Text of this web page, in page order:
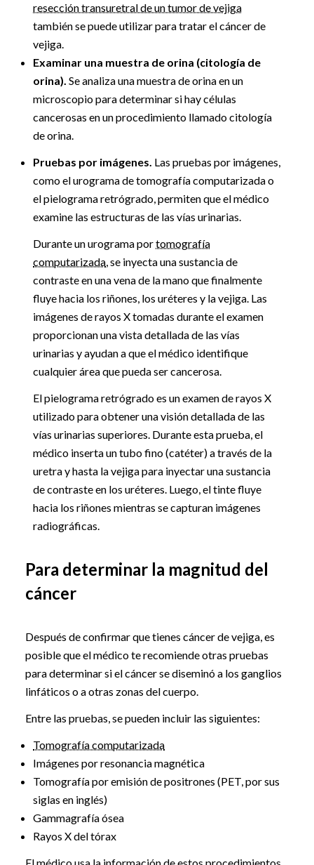
resección transuretral de un tumor de vejiga
también se puede utilizar para tratar el cáncer de
vejiga.
Examinar una muestra de orina (citología de
orina). Se analiza una muestra de orina en un
microscopio para determinar si hay células
cancerosas en un procedimiento llamado citología
de orina.
Pruebas por imágenes. Las pruebas por imágenes,
como el urograma de tomografía computarizada o
el pielograma retrógrado, permiten que el médico
examine las estructuras de las vías urinarias.
Durante un urograma portomografía
computarizada, se inyecta una sustancia de
contraste en una vena de la mano que finalmente
fluye hacia los riñones, los uréteres y la vejiga. Las
imágenes de rayos X tomadas durante el examen
proporcionan una vista detallada de las vías
urinarias y ayudan a que el médico identifique
cualquier área que pueda ser cancerosa.
El pielograma retrógrado es un examen de rayos X
utilizado para obtener una visión detallada de las
vías urinarias superiores. Durante esta prueba, el
médico inserta un tubo fino (catéter) a través de la
uretra y hasta la vejiga para inyectar una sustancia
de contraste en los uréteres. Luego, el tinte fluye
hacia los riñones mientras se capturan imágenes
radiográficas.
Para determinar la magnitud del
cáncer
Después de confirmar que tienes cáncer de vejiga, es
posible que el médico te recomiende otras pruebas
para determinar si el cáncer se diseminó a los ganglios
linfáticos o a otras zonas del cuerpo.
Entre las pruebas, se pueden incluir las siguientes:
Tomografía computarizada
Imágenes por resonancia magnética
Tomografía por emisión de positrones (PET, por sus
siglas en inglés)
Gammagrafía ósea
Rayos X del tórax